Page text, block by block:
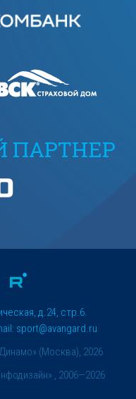
ПАРТНЕР
(Москва), 2026
д.24, стр.6.
sport@avangard.ru
, 2006—2026